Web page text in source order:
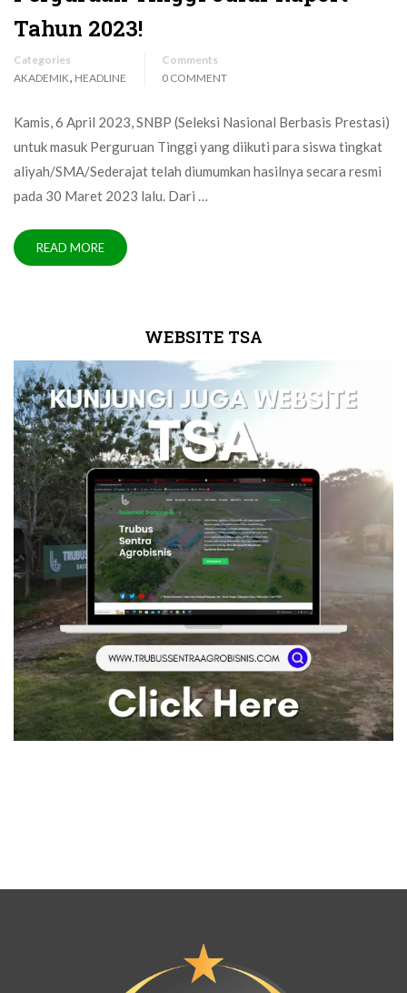
Tahun 2023!
Categories
AKADEMIK, HEADLINE
Comments
0 COMMENT
Kamis, 6 April 2023, SNBP (Seleksi Nasional Berbasis Prestasi)
untuk masuk Perguruan Tinggi yang diikuti para siswa tingkat
aliyah/SMA/Sederajat telah diumumkan hasilnya secara resmi
pada 30 Maret 2023 lalu. Dari …
READ MORE
WEBSITE TSA